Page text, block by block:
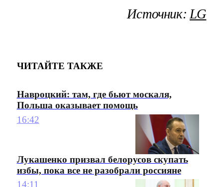
Источник:LG
ЧИТАЙТЕ ТАКЖЕ
Навроцкий: там, где бьют москаля,
Польша оказывает помощь
16:42
Лукашенко призвал белорусов скупать
избы, пока все не разобрали россияне
14:11